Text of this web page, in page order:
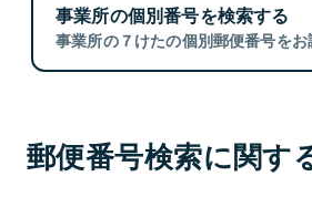
事業所の個別番号を検索する
事業所の７けたの個別郵便番号をお
郵便番号検索に関す